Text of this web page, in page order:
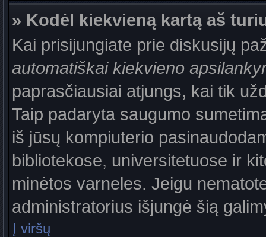
» Kodėl kiekvieną kartą aš
Kai prisijungiate prie diskusijų
automatiškai kiekvieno
paprasčiausiai atjungs, kai tik
Taip padaryta saugumo
iš jūsų kompiuterio
bibliotekose, universitetuose ir
minėtos varneles. Jeigu
administratorius išjungė šią
Į viršų